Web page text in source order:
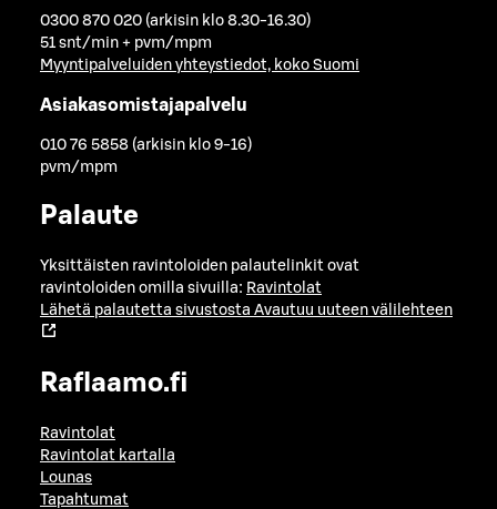
0300 870 020 (arkisin klo 8.30-16.30)
51 snt/min + pvm/mpm
Myyntipalveluiden yhteystiedot, koko Suomi
Asiakasomistajapalvelu
010 76 5858 (arkisin klo 9-16)
pvm/mpm
Palaute
Yksittäisten ravintoloiden palautelinkit ovat
ravintoloiden omilla sivuilla: Ravintolat
Lähetä palautetta sivustosta Avautuu uuteen välilehteen
Raflaamo.fi
Ravintolat
Ravintolat kartalla
Lounas
Tapahtumat